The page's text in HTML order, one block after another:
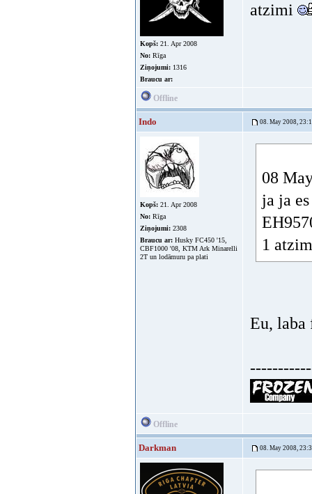
Kopš: 21. Apr 2008
No: Rīga
Ziņojumi: 1316
Braucu ar:
atzimi
Offline
Indo 08. May 2008,
Kopš: 21. Apr 2008
No: Rīga
Ziņojumi: 2308
Braucu ar: Husky FC450 '15,
CBF1000 '08, KTM Ark Minarelli
2T un lodāmuru pa plati
08
ja ja
1
Eu,
Offline
Darkman 08. May 2008,